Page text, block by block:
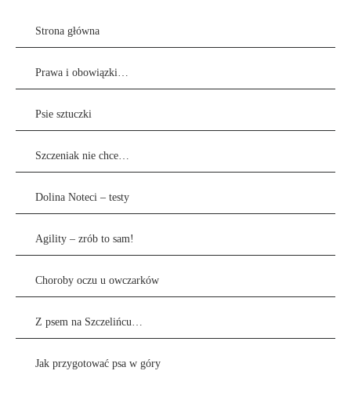
Strona główna
Prawa i obowiązki…
Psie sztuczki
Szczeniak nie chce…
Dolina Noteci – testy
Agility – zrób to sam!
Choroby oczu u owczarków
Z psem na Szczelińcu…
Jak przygotować psa w góry